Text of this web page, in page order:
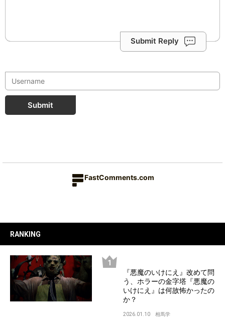
Submit Reply
Submit
FastComments.com
RANKING
『悪魔のいけにえ』改めて問
う、ホラーの金字塔『悪魔の
いけにえ』は何故怖かったの
か？
2026.01.10 相馬学